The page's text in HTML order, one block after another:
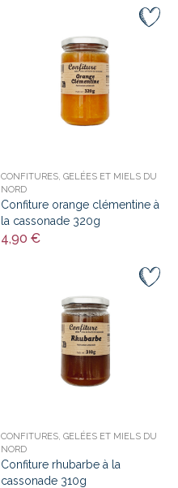
CONFITURES, GELÉES ET MIELS DU
NORD
Confiture orange clémentine à
la cassonade 320g
4,90 €
CONFITURES, GELÉES ET MIELS DU
NORD
Confiture rhubarbe à la
cassonade 310g